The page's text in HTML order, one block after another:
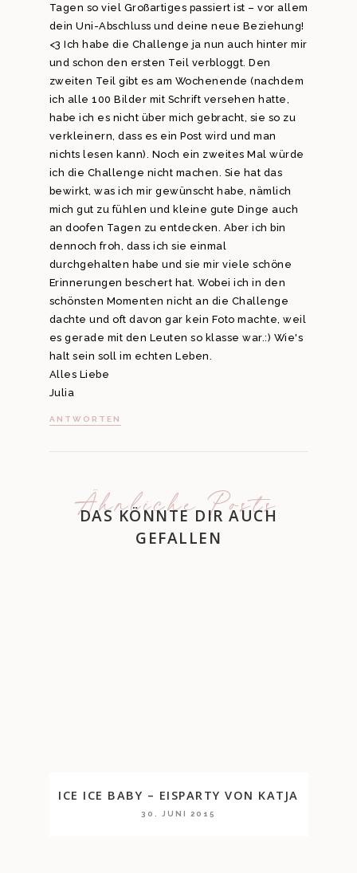
Tagen so viel Großartiges passiert ist – vor allem
dein Uni-Abschluss und deine neue Beziehung!
<3 Ich habe die Challenge ja nun auch hinter mir
und schon den ersten Teil verbloggt. Den
zweiten Teil gibt es am Wochenende (nachdem
ich alle 100 Bilder mit Schrift versehen hatte,
habe ich es nicht über mich gebracht, sie so zu
verkleinern, dass es ein Post wird und man
nichts lesen kann). Noch ein zweites Mal würde
ich die Challenge nicht machen. Sie hat das
bewirkt, was ich mir gewünscht habe, nämlich
mich gut zu fühlen und kleine gute Dinge auch
an doofen Tagen zu entdecken. Aber ich bin
dennoch froh, dass ich sie einmal
durchgehalten habe und sie mir viele schöne
Erinnerungen beschert hat. Wobei ich in den
schönsten Momenten nicht an die Challenge
dachte und oft davon gar kein Foto machte, weil
es gerade mit den Leuten so klasse war.:) Wie's
halt sein soll im echten Leben.
Alles Liebe
Julia
ANTWORTEN
Ähnliche Posts
DAS KÖNNTE DIR AUCH
GEFALLEN
ICE ICE BABY – EISPARTY VON KATJA
30. JUNI 2015